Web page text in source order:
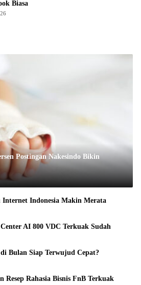
Biasa
Postingan Nakesindo Bikin
Indonesia Makin Merata
AI 800 VDC Terkuak Sudah
Bulan Siap Terwujud Cepat?
Resep Rahasia Bisnis FnB Terkuak